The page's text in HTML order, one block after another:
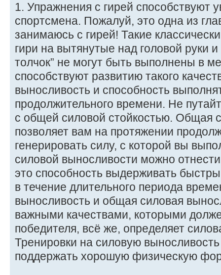
1. Упражнения с гирей способствуют
спортсмена. Пожалуй, это одна из
занимаюсь с гирей! Такие
гири на вытянутые над головой руки и
толчок” не могут быть выполнены в
способствуют развитию такого
выносливость и способность
продолжительного времени. Не
с общей силовой стойкостью. Общая
позволяет вам на протяжении
генерировать силу, с которой вы
силовой выносливости можно
это способность выдерживать
в течение длительного периода
выносливость и общая силовая
важными качествами, которыми
победителя, всё же, определяет
Тренировки на силовую
поддержать хорошую физическую